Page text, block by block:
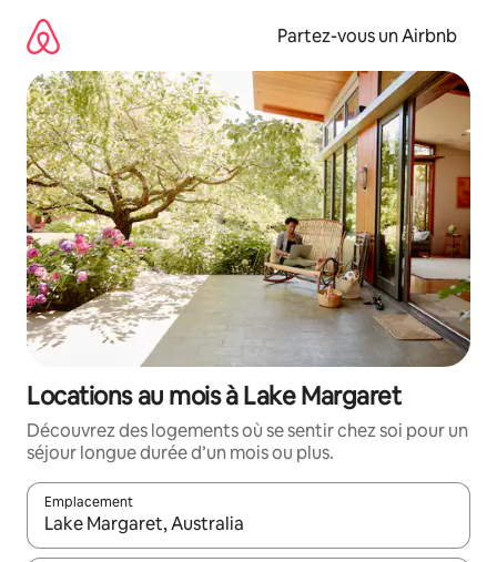
directement
contenu
Partez-vous un Airbnb
Locations au mois à Lake Margaret
Découvrez des logements où se sentir chez soi pour un
séjour longue durée d’un mois ou plus.
Emplacement
Quand les résultats sont affichés, parcourez-les en utilisant